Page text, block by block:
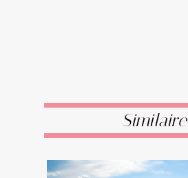
Similaire